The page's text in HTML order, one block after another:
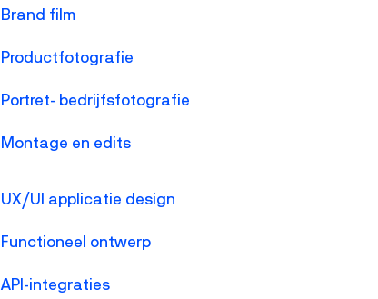
Brand film
Productfotografie
Portret- bedrijfsfotografie
Montage en edits
UX/UI applicatie design
Functioneel ontwerp
API-integraties